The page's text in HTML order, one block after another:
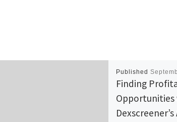
Published
Finding
Opportunities